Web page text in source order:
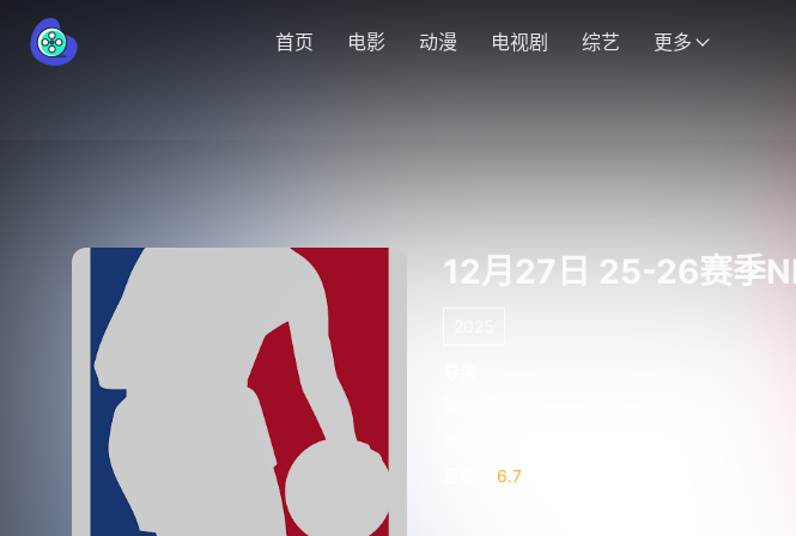
首页 电影 动漫 电视剧 综艺 更多
12月27日 25-26赛季
6.7